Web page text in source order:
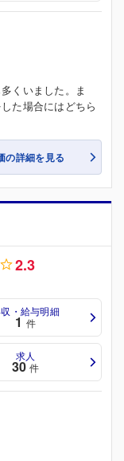
くいました。ま
た場合にはどちら
の詳細を見る
2.3
・給与明細
1 件
求人
30 件